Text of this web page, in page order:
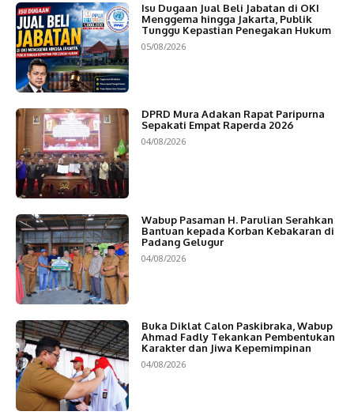
Isu Dugaan Jual Beli Jabatan di OKI
Menggema hingga Jakarta, Publik
Tunggu Kepastian Penegakan Hukum
05/08/2026
DPRD Mura Adakan Rapat Paripurna
Sepakati Empat Raperda 2026
04/08/2026
Wabup Pasaman H. Parulian Serahkan
Bantuan kepada Korban Kebakaran di
Padang Gelugur
04/08/2026
Buka Diklat Calon Paskibraka, Wabup
Ahmad Fadly Tekankan Pembentukan
Karakter dan Jiwa Kepemimpinan
04/08/2026